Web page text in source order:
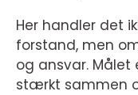
Her handler det
forstand, men
og ansvar. Målet
stærkt sammen